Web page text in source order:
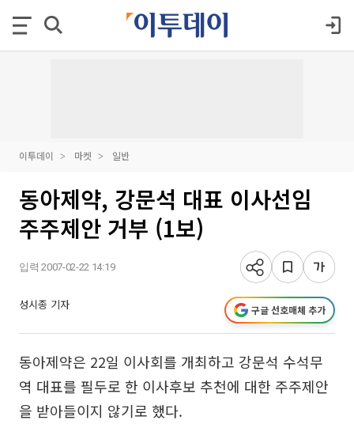
이투데이 마켓 일반
동아제약, 강문석 대표 이사선임
주주제안 거부 (1보)
입력 2007-02-22 14:19
성시종 기자 구글 선호매체 추가
동아제약은 22일 이사회를 개최하고 강문석 수석무
역 대표를 필두로 한 이사후보 추천에 대한 주주제안
을 받아들이지 않기로 했다.